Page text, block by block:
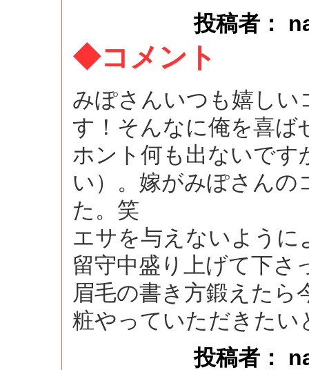
投稿者：
◆コメント
みぽさんいつも嬉し
す！そんなに俺を喜ば
ホント何も出ないです
い）。嫁がみぽさん
た。笑
エサを与えないよう
留守中盛り上げて下さ
眉毛の書き方鍛えたら
粧やっていただきたい
投稿者：